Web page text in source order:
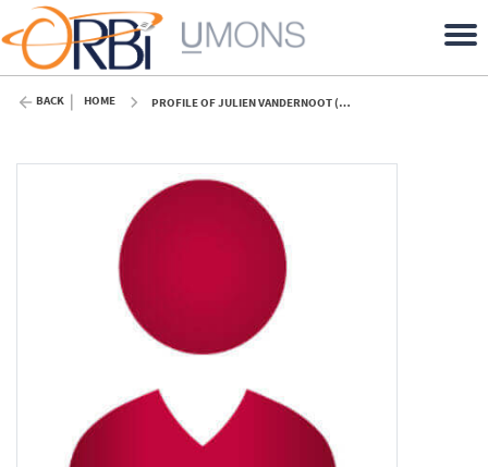
BACK HOME PROFILE OF JULIEN VANDERNOOT (UMONS)